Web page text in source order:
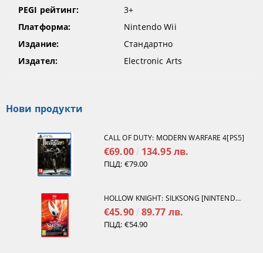
PEGI рейтинг:
3+
Платформа:
Nintendo Wii
Издание:
Стандартно
Издател:
Electronic Arts
Нови продукти
CALL OF DUTY: MODERN WARFARE 4[PS5]
€69.00 134.95 лв.
ПЦД: €79.00
HOLLOW KNIGHT: SILKSONG [NINTENDO SWITCH 2]
€45.90 89.77 лв.
ПЦД: €54.90